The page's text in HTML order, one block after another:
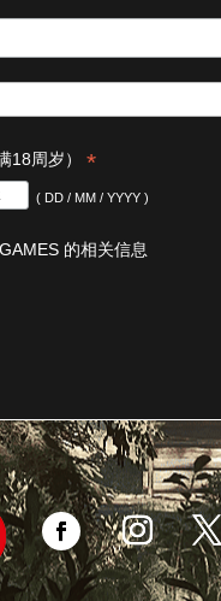
18周岁）*
( DD / MM / YYYY )
的相关信息